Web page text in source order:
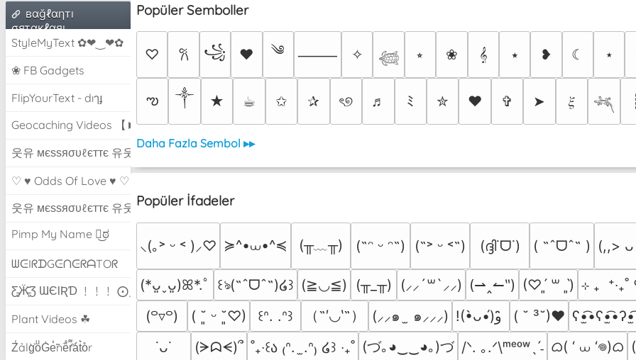
вαğℓαηтı
σятαкℓαяı
StyleMyText ✿❤‿❤✿
❀ FB Gadgets
FlipYourText - dıๅɟ
Geocaching Videos 【►】
웃유 мєѕѕяσυℓєттє 유웃
♡ ♥ Odds Of Love ♥ ♡
웃유 мєѕѕяσυℓєттє 유웃
Pimp My Name ಠ͜ಠ
ᗯᕮIᖇᗪGᕮᑎᕮᖇᗩTOᖇ
Ƹ̵̡Ӝ̵̨̄Ʒ ƜЄƖƦƊ ﹗﹗﹗ ⨀_⨀
Plant Videos ☘
Z̾ảlg̀͐oͧG̀e̒̃nȅ̐r͌̑á͑t͛o̊r
Popüler Semboller
♡ 𐙚 ꧁ ♥ ༄ ⸻ ✧ 𓆉 ⭒ ❀ 𝄞 ⭑ ❥ ☾ ⋆
ఌ ༒︎ ★ ☕︎ ✩ ✰ ৎ୭ ♬ ﾐ ✮ ❤ ✞ ➤ 𝜉 𓆈 ┊
Daha Fazla Sembol ▸▸
Popüler İfadeler
⸜(｡˃ ᵕ ˂ )⸝♡ ≽^•⩊•^≼ (╥﹏╥) (˶ᵔ ᵕ ᵔ˶) (˶˃ ᵕ ˂˶) (ദ്ദി˙ᗜ˙) ( ˶ˆᗜˆ˵ ) (,,>
(*ᴗ͈ˬᴗ͈)ꕤ*.ﾟ ꒰ঌ(˶ˆᗜˆ˵)໒꒱ (≧◡≦) (╥_╥) (⸝⸝´꒳`⸝⸝) (⇀‸↼‶) (♡ˊ͈ ꒳ ˋ͈) ⊹ ₊
(꒪▿꒪)
( ˘͈ ᵕ ˘͈♡) ꒰ᐢ. .ᐢ꒱ （˶′◡‵˶） (⸝⸝๑  ̫ ๑⸝⸝⸝) ( ˘ ³˘)♥
˙ᴗ˙
(ᗒᗣᗕ)՞ ˚₊‧꒰ა ₍ᐢ.  ̫.ᐢ₎ ໒꒱ ‧₊˚ (づ｡◕‿‿◕｡)づ /ᐠ. ｡.ᐟ\ᵐᵉᵒʷˎˊ˗ ᜊ( ‘ ⩊ ‘𖦹)ᜊ